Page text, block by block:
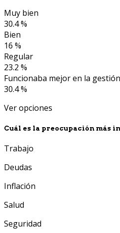
Muy bien
30.4 %
Bien
16 %
Regular
23.2 %
Funcionaba mejor en la
30.4 %
Ver opciones
Cuál es la preocupación más
Trabajo
Deudas
Inflación
Salud
Seguridad